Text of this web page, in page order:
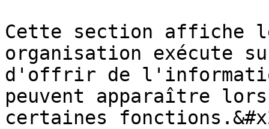
Cette section affiche
organisation exécute
d'offrir de
peuvent apparaître
certaines